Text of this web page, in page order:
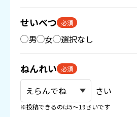
せいべつ 必須
男 女 選択なし
ねんれい 必須
さい
※投稿できるのは5〜19さいです